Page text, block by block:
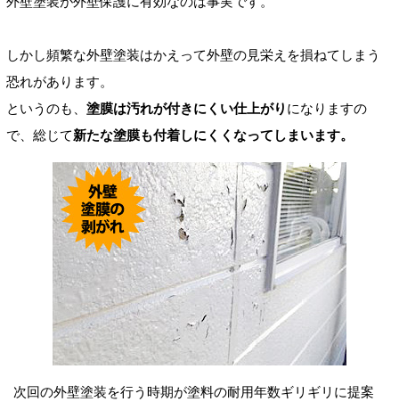
しかし頻繁な外壁塗装はかえって外壁の見栄えを損ねてしまう
恐れがあります。
というのも、 塗膜は汚れが付きにくい仕上がり になりますの
で、総じて新たな塗膜も付着しにくくなってしまいます。
次回の外壁塗装を行う時期が塗料の耐用年数ギリギリに提案